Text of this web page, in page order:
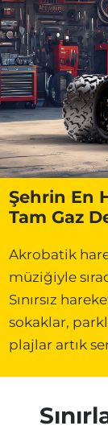
Şehrin En
Tam Gaz
Akrobatik
müziğiyle
Sınırsız
sokaklar,
plajlar artık